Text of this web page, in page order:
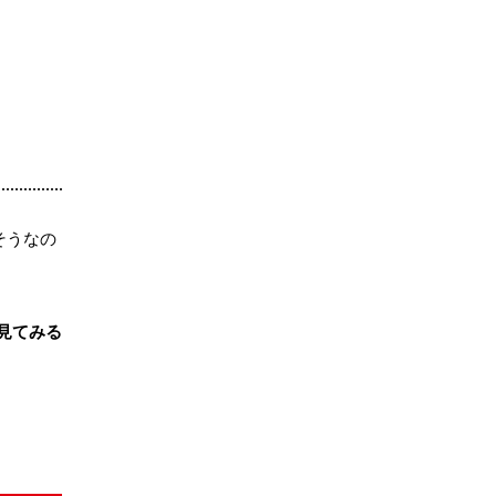
うなの
てみる